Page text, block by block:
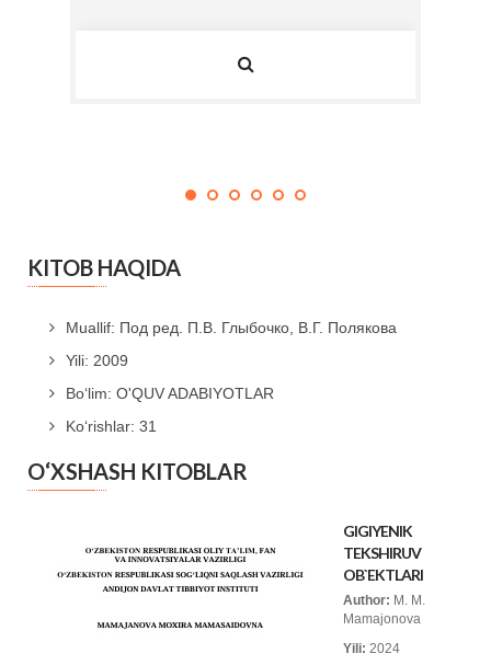
KITOB HAQIDA
Muallif: Под ред. П.В. Глыбочко, В.Г. Полякова
Yili: 2009
Bo‘lim: O'QUV ADABIYOTLAR
Ko‘rishlar: 31
O‘XSHASH KITOBLAR
GIGIYENIK
TEKSHIRUV
OB`EKTLARI
Author: M. M.
Mamajonova
Yili: 2024